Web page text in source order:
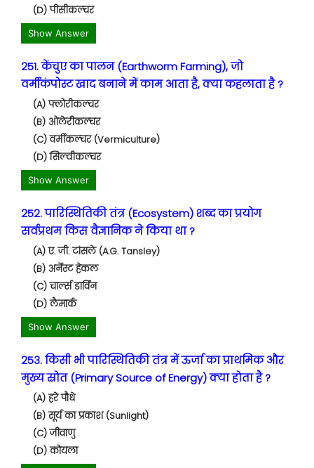
(D) पीसीकल्चर
Show Answer
251. केंचुए का पालन (Earthworm Farming), जो
वर्मीकंपोस्ट खाद बनाने में काम आता है, क्या कहलाता है ?
(A) फ्लोरीकल्चर
(B) ओलेरीकल्चर
(C) वर्मीकल्चर (Vermiculture)
(D) सिल्वीकल्चर
Show Answer
252. पारिस्थितिकी तंत्र (Ecosystem) शब्द का प्रयोग
सर्वप्रथम किस वैज्ञानिक ने किया था ?
(A) ए. जी. टांसले (A.G. Tansley)
(B) अर्नेस्ट हेकल
(C) चार्ल्स डार्विन
(D) लैमार्क
Show Answer
253. किसी भी पारिस्थितिकी तंत्र में ऊर्जा का प्राथमिक और
मुख्य स्रोत (Primary Source of Energy) क्या होता है ?
(A) हरे पौधे
(B) सूर्य का प्रकाश (Sunlight)
(C) जीवाणु
(D) कोयला